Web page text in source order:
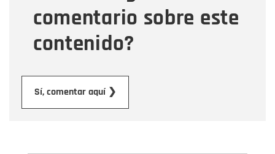
comentario sobre este
contenido?
Sí, comentar aquí ❯